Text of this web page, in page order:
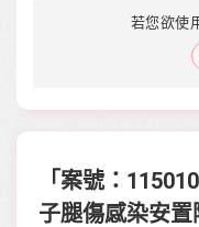
若您欲使
「案號：
子腿傷感染安置